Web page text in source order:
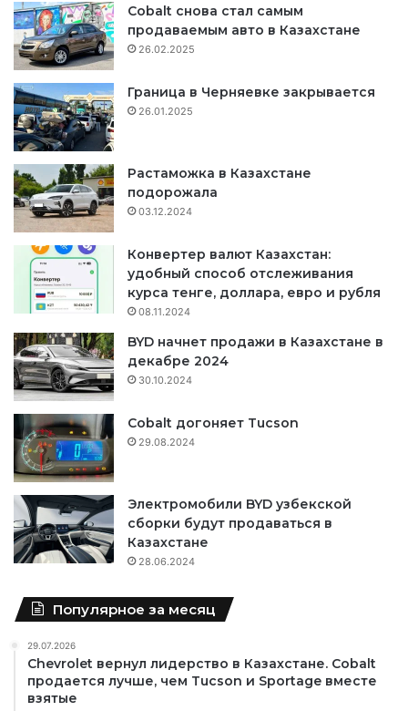
Cobalt снова стал самым
продаваемым авто в Казахстане
26.02.2025
Граница в Черняевке закрывается
26.01.2025
Растаможка в Казахстане
подорожала
03.12.2024
Конвертер валют Казахстан:
удобный способ отслеживания
курса тенге, доллара, евро и рубля
08.11.2024
BYD начнет продажи в Казахстане в
декабре 2024
30.10.2024
Cobalt догоняет Tucson
29.08.2024
Электромобили BYD узбекской
сборки будут продаваться в
Казахстане
28.06.2024
Популярное за месяц
29.07.2026
Chevrolet вернул лидерство в Казахстане. Cobalt
продается лучше, чем Tucson и Sportage вместе
взятые